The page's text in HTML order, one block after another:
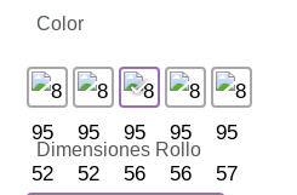
Color
Dimensiones Rollo